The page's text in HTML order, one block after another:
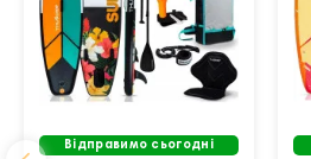
Відправимо сьогодні